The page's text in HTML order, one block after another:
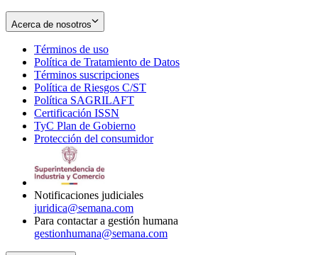
Acerca de nosotros
Términos de uso
in
new
window
Política de Tratamiento de Datos
Términos suscripciones
in
Política de Riesgos C/ST
Política SAGRILAFT
new
window
Certificación ISSN
in
new
TyC Plan de Gobierno
in
Protección del consumidorOpens
Notificaciones judiciales
juridica@semana.com
Para contactar a gestión humana
gestionhumana@semana.com